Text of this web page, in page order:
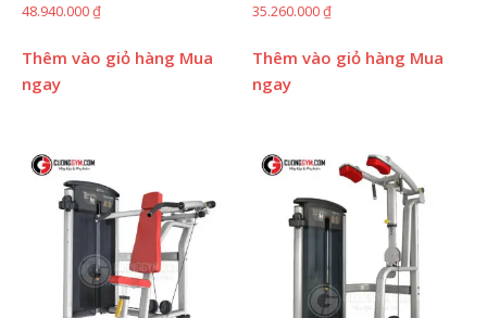
48.940.000₫
Thêm vào giỏ hàng Mua
ngay
35.260.000₫
Thêm vào giỏ hàng Mua
ngay